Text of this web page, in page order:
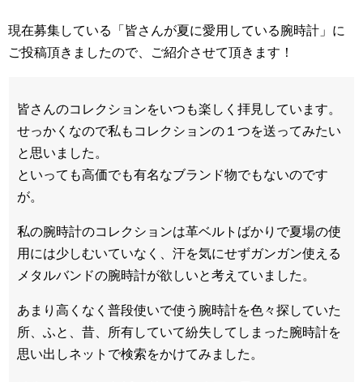
現在募集している「皆さんが夏に愛用している腕時計」に
ご投稿頂きましたので、ご紹介させて頂きます！
皆さんのコレクションをいつも楽しく拝見しています。
せっかくなので私もコレクションの１つを送ってみたい
と思いました。
といっても高価でも有名なブランド物でもないのです
が。
私の腕時計のコレクションは革ベルトばかりで夏場の使
用には少しむいていなく、汗を気にせずガンガン使える
メタルバンドの腕時計が欲しいと考えていました。
あまり高くなく普段使いで使う腕時計を色々探していた
所、ふと、昔、所有していて紛失してしまった腕時計を
思い出しネットで検索をかけてみました。